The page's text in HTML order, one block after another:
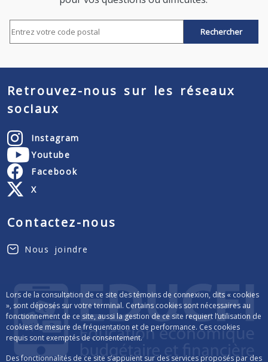
Lors de la consultation de ce site des témoins de connexion, dits « cookies
», sont déposés sur votre terminal. Certains cookies sont nécessaires au
fonctionnement de ce site, aussi la gestion de ce site requiert l’utilisation de
cookies de mesure de fréquentation et de performance. Ces cookies
requis sont exemptés de consentement.
Des fonctionnalités de ce site s’appuient sur des services proposés par des
Rechercher par code postal
Retrouvez-nous sur les réseaux
sociaux
Instagram
Youtube
Facebook
X
Contactez-nous
Nous joindre